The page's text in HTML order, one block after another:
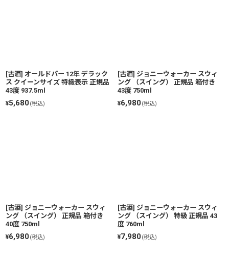
[古酒] オールドパー 12年 デラック
ス クイーンサイズ 特級表示 正規品
43度 937.5ml
¥5,680(税込)
[古酒] ジョニーウォーカー スウィ
ング （スイング） 正規品 箱付き
43度 750ml
¥6,980(税込)
[古酒] ジョニーウォーカー スウィ
ング （スイング） 正規品 箱付き
40度 750ml
¥6,980(税込)
[古酒] ジョニーウォーカー スウィ
ング （スイング） 特級 正規品 43
度 760ml
¥7,980(税込)